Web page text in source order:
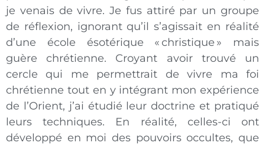
je venais de vivre. Je fus attiré par un groupe
de réflexion, ignorant qu’il s’agissait en réalité
d’une école ésotérique « christique » mais
guère chrétienne. Croyant avoir trouvé un
cercle qui me permettrait de vivre ma foi
chrétienne tout en y intégrant mon expérience
de l’Orient, j’ai étudié leur doctrine et pratiqué
leurs techniques. En réalité, celles-ci ont
développé en moi des pouvoirs occultes, que